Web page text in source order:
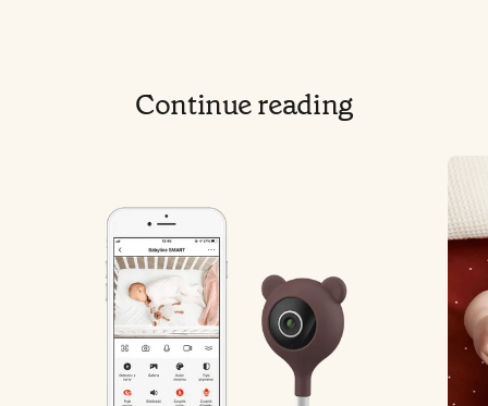
Continue reading